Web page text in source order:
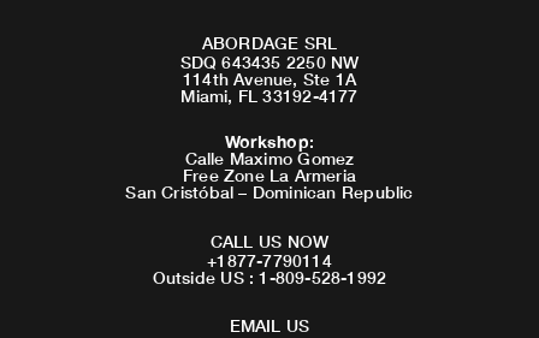
ABORDAGE SRL
SDQ 643435 2250 NW
114th Avenue, Ste 1A
Miami, FL 33192-4177
Workshop:
Calle Maximo Gomez
Free Zone La Armeria
San Cristóbal – Dominican Republic
CALL US NOW
+1877-7790114
Outside US : 1-809-528-1992
EMAIL US